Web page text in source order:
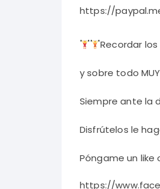
https://
Recordar
y sobre todo MUY
Siempre ante la
Disfrútelos le
Póngame un like
https://